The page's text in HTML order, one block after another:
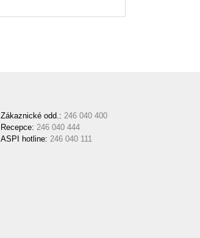
Zákaznické odd.: 246 040 400
Recepce: 246 040 444
ASPI hotline: 246 040 111